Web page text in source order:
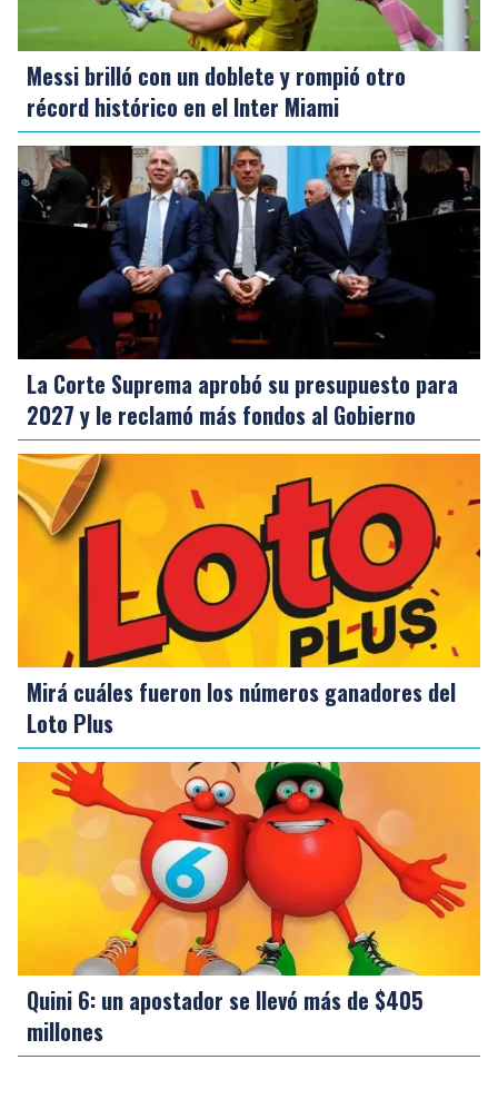
Messi brilló con un doblete y rompió otro
récord histórico en el Inter Miami
La Corte Suprema aprobó su presupuesto para
2027 y le reclamó más fondos al Gobierno
Mirá cuáles fueron los números ganadores del
Loto Plus
Quini 6: un apostador se llevó más de $405
millones